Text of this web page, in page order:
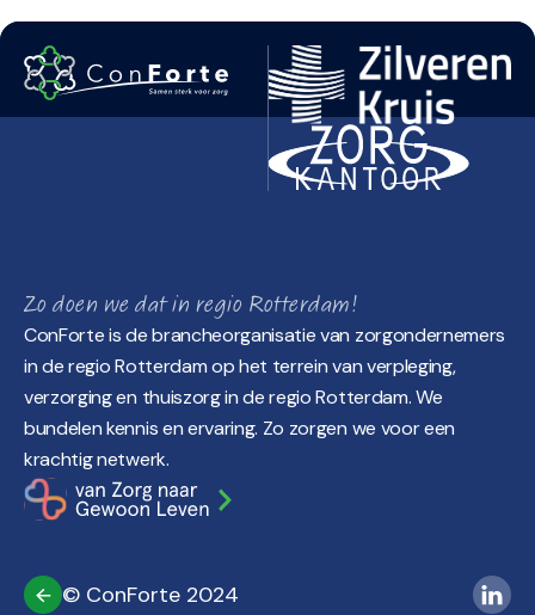
Zo doen we dat in regio Rotterdam!
ConForte is de brancheorganisatie van zorgondernemers
in de regio Rotterdam op het terrein van verpleging,
verzorging en thuiszorg in de regio Rotterdam. We
bundelen kennis en ervaring. Zo zorgen we voor een
krachtig netwerk.
© ConForte 2024